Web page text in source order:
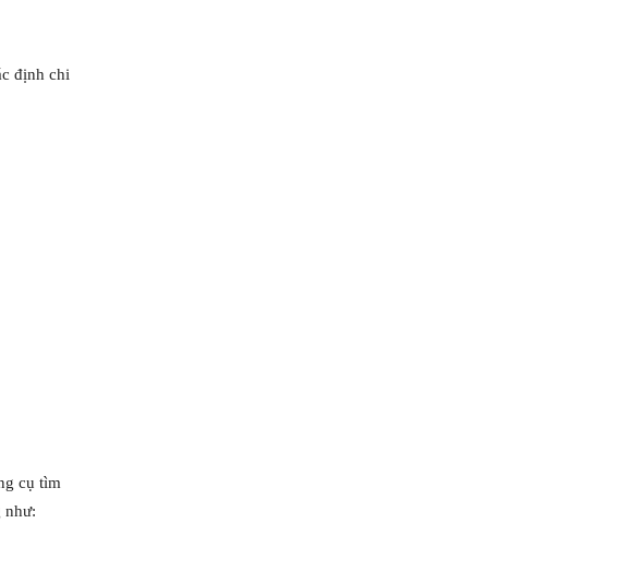
định chi
cụ tìm
như: